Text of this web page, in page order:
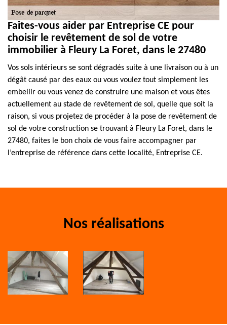
Faites-vous aider par Entreprise CE pour
choisir le revêtement de sol de votre
immobilier à Fleury La Foret, dans le 27480
Vos sols intérieurs se sont dégradés suite à une livraison ou à un
dégât causé par des eaux ou vous voulez tout simplement les
embellir ou vous venez de construire une maison et vous êtes
actuellement au stade de revêtement de sol, quelle que soit la
raison, si vous projetez de procéder à la pose de revêtement de
sol de votre construction se trouvant à Fleury La Foret, dans le
27480, faites le bon choix de vous faire accompagner par
l’entreprise de référence dans cette localité, Entreprise CE.
Nos réalisations